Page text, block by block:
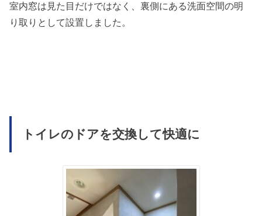
室内窓は見た目だけではなく、裏側にある洗面空間の明
り取りとして設置しました。
トイレのドアを交換して快適に